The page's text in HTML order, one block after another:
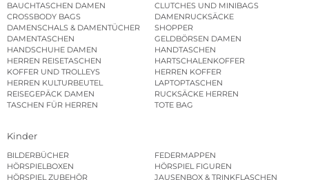
BAUCHTASCHEN DAMEN
CLUTCHES UND MINIBAGS
CROSSBODY BAGS
DAMENRUCKSÄCKE
DAMENSCHALS & DAMENTÜCHER
SHOPPER
DAMENTASCHEN
GELDBÖRSEN DAMEN
HANDSCHUHE DAMEN
HANDTASCHEN
HERREN REISETASCHEN
HARTSCHALENKOFFER
KOFFER UND TROLLEYS
HERREN KOFFER
HERREN KULTURBEUTEL
LAPTOPTASCHEN
REISEGEPÄCK DAMEN
RUCKSÄCKE HERREN
TASCHEN FÜR HERREN
TOTE BAG
Kinder
BILDERBÜCHER
FEDERMAPPEN
HÖRSPIELBOXEN
HÖRSPIEL FIGUREN
HÖRSPIEL ZUBEHÖR
JAUSENBOX & TRINKFLASCHEN